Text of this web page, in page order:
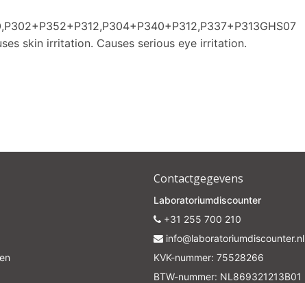
skin irritation. Causes serious eye irritation.
Contactgegevens
Laboratoriumdiscounter
+31 255 700 210
info@laboratoriumdiscounter.nl
KVK-nummer: 75528266
BTW-nummer: NL869321213B01